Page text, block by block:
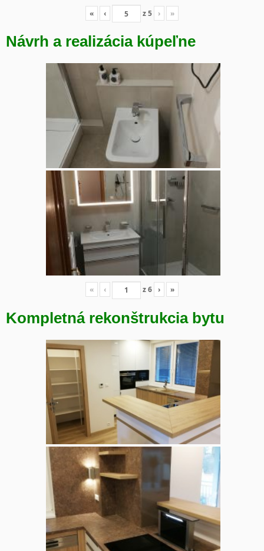
« ‹ z5 › »
Návrh a realizácia kúpeľne
« ‹ z6 › »
Kompletná rekonštrukcia bytu